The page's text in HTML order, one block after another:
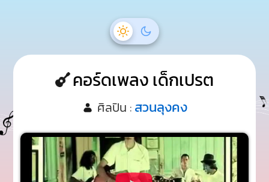
คอร์ดเพลง เด็กเปรต
ศิลปิน : สวนลุงคง